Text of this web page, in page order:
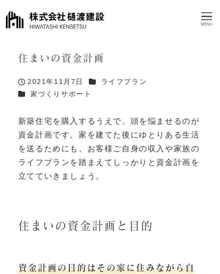
MENU
住まいの資金計画
投稿日
2021年11月7日 カテゴリー
ライフプラン
カテゴリー
家づくりサポート
新築住宅を購入するうえで、頭を悩ませるのが
資金計画です。家を建てた後にゆとりある生活
を送るためにも、お客様ご自身の収入や家族の
ライフプランを踏まえてしっかりと資金計画を
立てていきましょう。
住まいの資金計画と目的
資金計画の目的はその家に住みながら自